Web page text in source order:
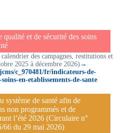
qualité et de sécurité des soins
des campagnes, restitutions et
2025 à décembre 2026) →
c_970481/fr/indicateurs-de-
en-etablissements-de-sante
système de santé afin de
non programmés et de
l’été 2026 (Circulaire n°
du 29 mai 2026)